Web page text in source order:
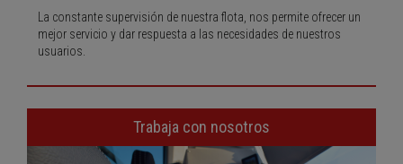
La constante supervisión de nuestra flota, nos permite ofrecer un
mejor servicio y dar respuesta a las necesidades de nuestros
usuarios.
Trabaja con nosotros